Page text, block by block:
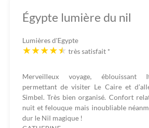
Égypte lumière du nil
Lumières d'Egypte
très satisfait *
Merveilleux voyage, éblouissant
permettant de visiter Le Caire et
Simbel. Très bien organisé. Confort
nuit et felouque mais inoubliable
dur le Nil magique !